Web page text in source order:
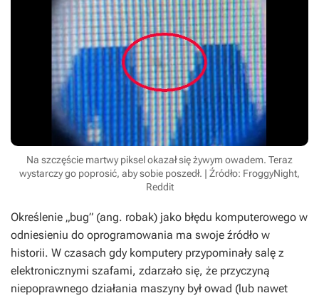
Na szczęście martwy piksel okazał się żywym owadem. Teraz
wystarczy go poprosić, aby sobie poszedł. | Źródło: FroggyNight,
Reddit
Określenie „bug” (ang. robak) jako błędu komputerowego w
odniesieniu do oprogramowania ma swoje źródło w
historii. W czasach gdy komputery przypominały salę z
elektronicznymi szafami, zdarzało się, że przyczyną
niepoprawnego działania maszyny był owad (lub nawet